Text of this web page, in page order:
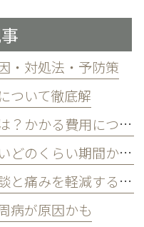
・対処法・予防策
ついて徹底解
■歯医者の「歯石取り」とは？かかる費用について
歯医者の虫歯治療はだいたいどのくらい期間かかる？
■歯周病治療は痛い？体験談と痛みを軽減する方法
病が原因かも